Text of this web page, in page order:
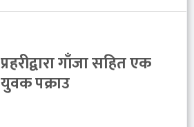
प्रहरीद्वारा गाँजा सहित एक
युवक पक्राउ